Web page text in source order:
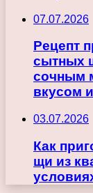
07.07.2026
Рецепт
сытных
сочным
вкусом
03.07.2026
Как
щи из